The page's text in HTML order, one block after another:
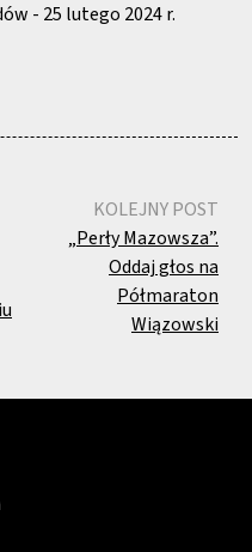
- 25 lutego 2024 r.
KOLEJNY POST
„Perły Mazowsza”.
Oddaj głos na
Półmaraton
Wiązowski